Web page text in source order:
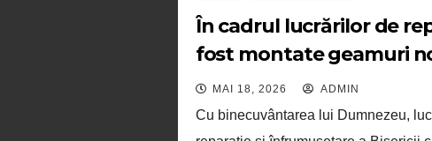
În cadrul lucrărilor de
fost montate geamuri
stejar.
MAI 18, 2026 ADMIN
Cu binecuvântarea lui Dumnezeu,